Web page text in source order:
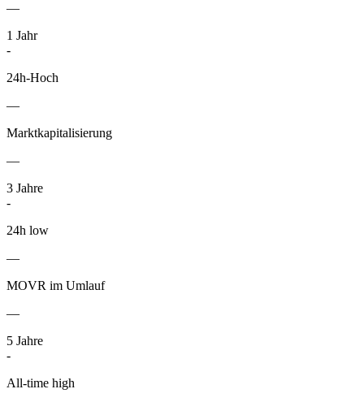
—
1 Jahr
-
24h-Hoch
—
Marktkapitalisierung
—
3 Jahre
-
24h low
—
MOVR im Umlauf
—
5 Jahre
-
All-time high